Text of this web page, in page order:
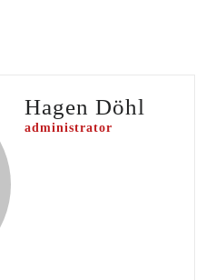
Hagen Döhl
administrator